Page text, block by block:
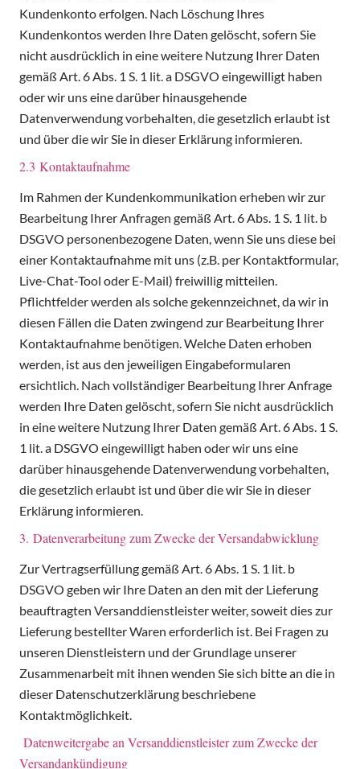
Kundenkonto erfolgen. Nach Löschung Ihres
Kundenkontos werden Ihre Daten gelöscht, sofern Sie
nicht ausdrücklich in eine weitere Nutzung Ihrer Daten
gemäß Art. 6 Abs. 1 S. 1 lit. a DSGVO eingewilligt haben
oder wir uns eine darüber hinausgehende
Datenverwendung vorbehalten, die gesetzlich erlaubt ist
und über die wir Sie in dieser Erklärung informieren.
2.3 Kontaktaufnahme
Im Rahmen der Kundenkommunikation erheben wir zur
Bearbeitung Ihrer Anfragen gemäß Art. 6 Abs. 1 S. 1 lit. b
DSGVO personenbezogene Daten, wenn Sie uns diese bei
einer Kontaktaufnahme mit uns (z.B. per Kontaktformular,
Live-Chat-Tool oder E-Mail) freiwillig mitteilen.
Pflichtfelder werden als solche gekennzeichnet, da wir in
diesen Fällen die Daten zwingend zur Bearbeitung Ihrer
Kontaktaufnahme benötigen. Welche Daten erhoben
werden, ist aus den jeweiligen Eingabeformularen
ersichtlich. Nach vollständiger Bearbeitung Ihrer Anfrage
werden Ihre Daten gelöscht, sofern Sie nicht ausdrücklich
in eine weitere Nutzung Ihrer Daten gemäß Art. 6 Abs. 1 S.
1 lit. a DSGVO eingewilligt haben oder wir uns eine
darüber hinausgehende Datenverwendung vorbehalten,
die gesetzlich erlaubt ist und über die wir Sie in dieser
Erklärung informieren.
3. Datenverarbeitung zum Zwecke der Versandabwicklung
Zur Vertragserfüllung gemäß Art. 6 Abs. 1 S. 1 lit. b
DSGVO geben wir Ihre Daten an den mit der Lieferung
beauftragten Versanddienstleister weiter, soweit dies zur
Lieferung bestellter Waren erforderlich ist. Bei Fragen zu
unseren Dienstleistern und der Grundlage unserer
Zusammenarbeit mit ihnen wenden Sie sich bitte an die in
dieser Datenschutzerklärung beschriebene
Kontaktmöglichkeit.
Datenweitergabe an Versanddienstleister zum Zwecke der
Versandankündigung